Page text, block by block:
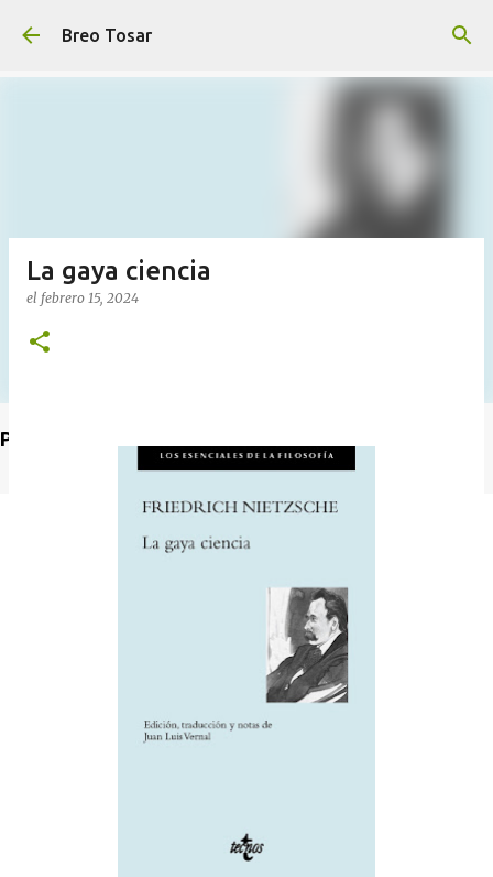
Breo Tosar
Poet's Abbey (Blog de lecturas)
La gaya ciencia
el febrero 15, 2024